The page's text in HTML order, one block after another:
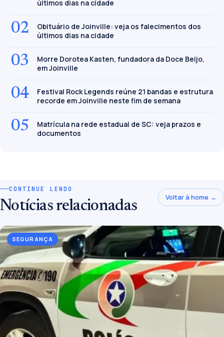
últimos dias na cidade
02
Obituário de Joinville: veja os falecimentos dos
últimos dias na cidade
03
Morre Dorotea Kasten, fundadora da Doce Beijo,
em Joinville
04
Festival Rock Legends reúne 21 bandas e estrutura
recorde em Joinville neste fim de semana
05
Matrícula na rede estadual de SC: veja prazos e
documentos
CONTINUE LENDO
Notícias relacionadas
Voltar à home →
SEGURANÇA